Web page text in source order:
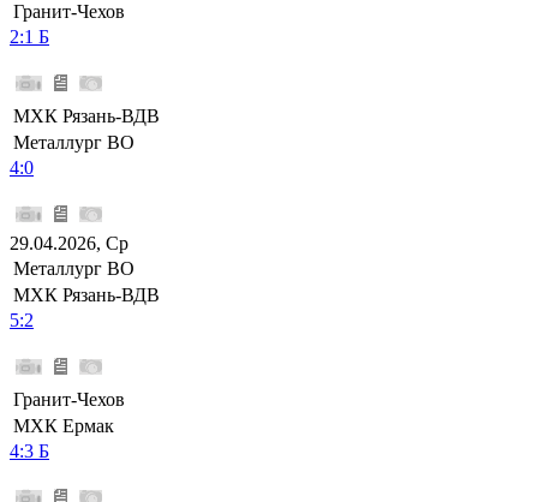
Гранит-Чехов
2:1 Б
МХК Рязань-ВДВ
Металлург ВО
4:0
29.04.2026, Ср
Металлург ВО
МХК Рязань-ВДВ
5:2
Гранит-Чехов
МХК Ермак
4:3 Б